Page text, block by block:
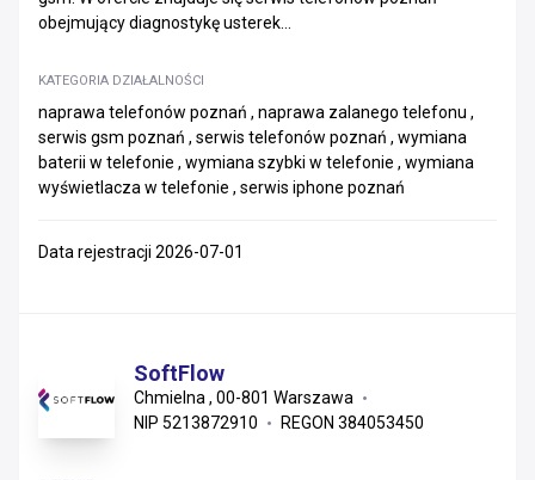
obejmujący diagnostykę usterek...
KATEGORIA DZIAŁALNOŚCI
naprawa telefonów poznań , naprawa zalanego telefonu ,
serwis gsm poznań , serwis telefonów poznań , wymiana
baterii w telefonie , wymiana szybki w telefonie , wymiana
wyświetlacza w telefonie , serwis iphone poznań
Data rejestracji 2026-07-01
SoftFlow
Chmielna , 00-801 Warszawa
NIP 5213872910
REGON 384053450